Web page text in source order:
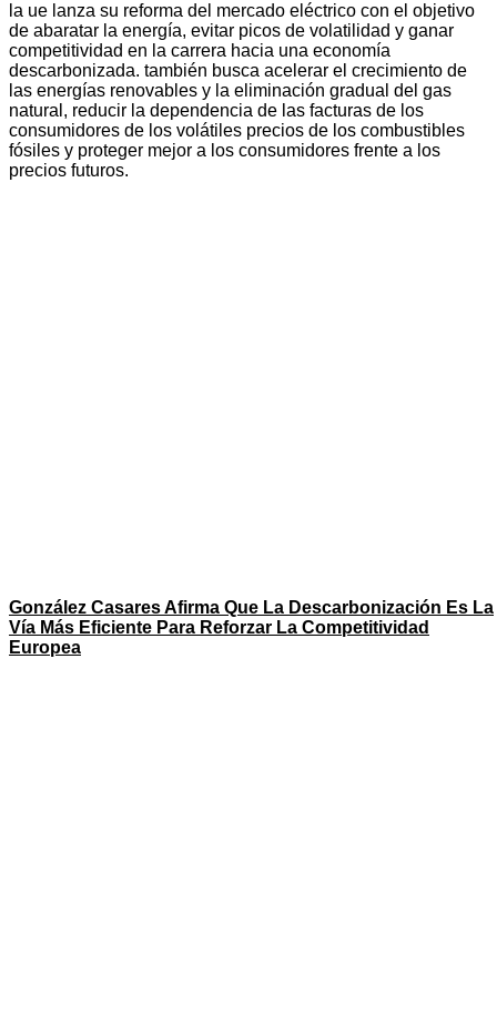
la ue lanza su reforma del mercado eléctrico con el objetivo
de abaratar la energía, evitar picos de volatilidad y ganar
competitividad en la carrera hacia una economía
descarbonizada. también busca acelerar el crecimiento de
las energías renovables y la eliminación gradual del gas
natural, reducir la dependencia de las facturas de los
consumidores de los volátiles precios de los combustibles
fósiles y proteger mejor a los consumidores frente a los
precios futuros.
González Casares Afirma Que La Descarbonización Es La
Vía Más Eficiente Para Reforzar La Competitividad
Europea